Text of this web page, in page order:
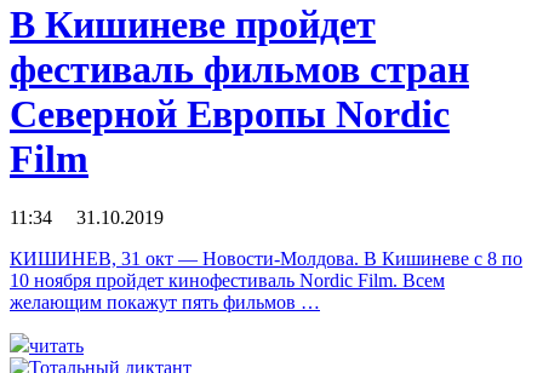
В Кишиневе пройдет
фестиваль фильмов стран
Северной Европы Nordic
Film
11:34 31.10.2019
КИШИНЕВ, 31 окт — Новости-Молдова. В Кишиневе с 8 по
10 ноября пройдет кинофестиваль Nordic Film. Всем
желающим покажут пять фильмов …
читать